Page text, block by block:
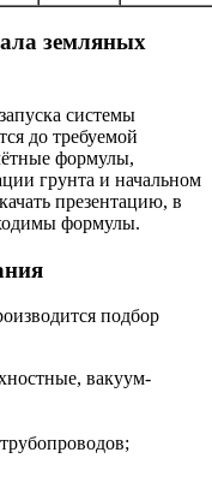
земляных
системы
до требуемой
формулы,
грунта и начальном
презентацию, в
формулы.
подбор
вакуум-